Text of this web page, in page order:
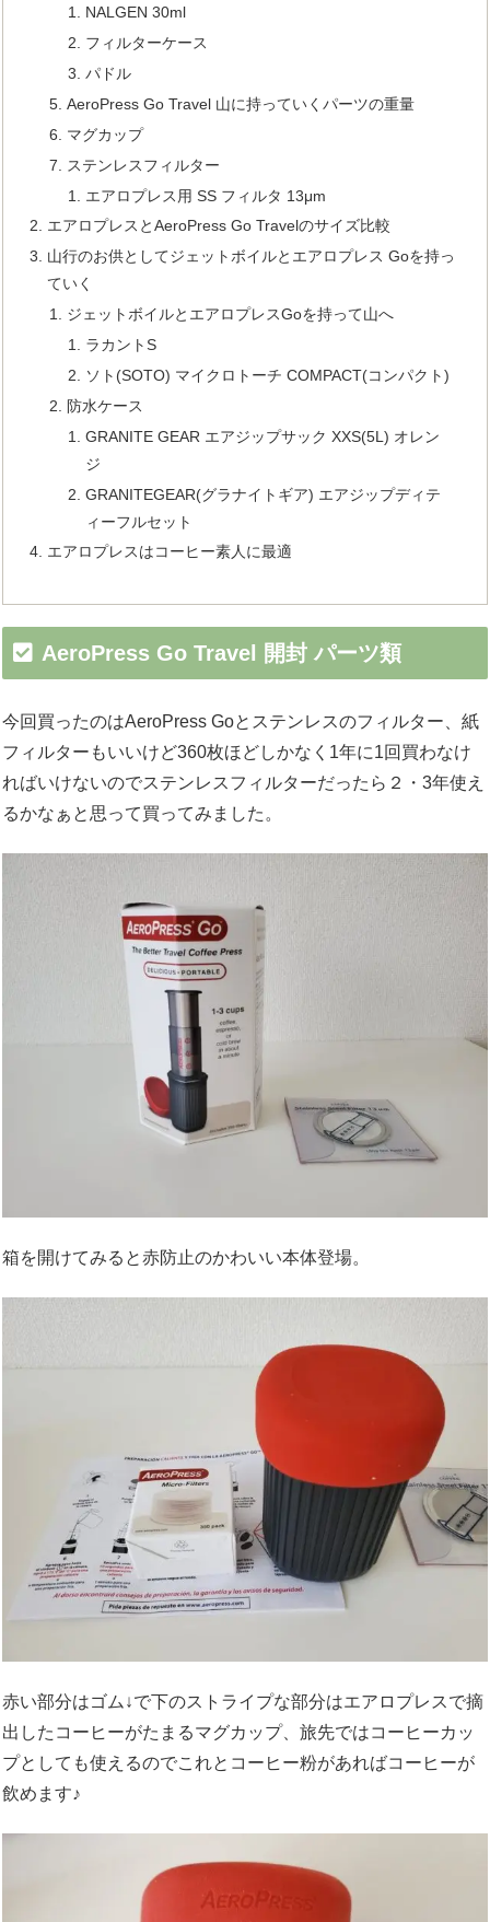
NALGEN 30ml
フィルターケース
パドル
AeroPress Go Travel 山に持っていくパーツの重量
マグカップ
ステンレスフィルター
エアロプレス用 SS フィルタ 13μm
エアロプレスとAeroPress Go Travelのサイズ比較
山行のお供としてジェットボイルとエアロプレス Goを持っ
ていく
ジェットボイルとエアロプレスGoを持って山へ
ラカントS
ソト(SOTO) マイクロトーチ COMPACT(コンパクト)
防水ケース
GRANITE GEAR エアジップサック XXS(5L) オレン
ジ
GRANITEGEAR(グラナイトギア) エアジップディテ
ィーフルセット
エアロプレスはコーヒー素人に最適
AeroPress Go Travel 開封 パーツ類
今回買ったのはAeroPress Goとステンレスのフィルター、紙
フィルターもいいけど360枚ほどしかなく1年に1回買わなけ
ればいけないのでステンレスフィルターだったら２・3年使え
るかなぁと思って買ってみました。
箱を開けてみると赤防止のかわいい本体登場。
赤い部分はゴム↓で下のストライプな部分はエアロプレスで摘
出したコーヒーがたまるマグカップ、旅先ではコーヒーカッ
プとしても使えるのでこれとコーヒー粉があればコーヒーが
飲めます♪